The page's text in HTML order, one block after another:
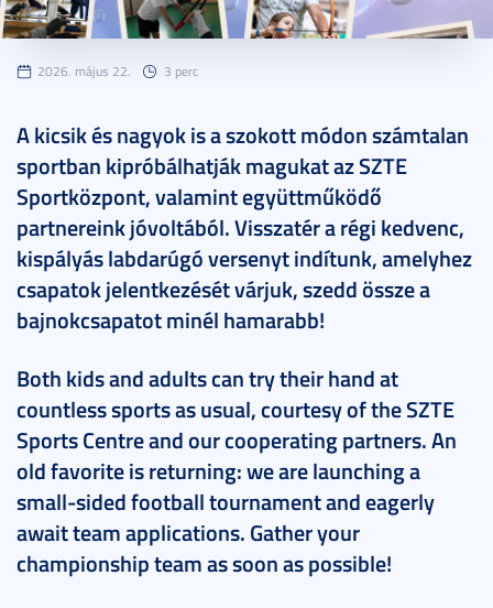
2026. május 22. 3 perc
A kicsik és nagyok is a szokott módon számtalan
sportban kipróbálhatják magukat az SZTE
Sportközpont, valamint együttműködő
partnereink jóvoltából. Visszatér a régi kedvenc,
kispályás labdarúgó versenyt indítunk, amelyhez
csapatok jelentkezését várjuk, szedd össze a
bajnokcsapatot minél hamarabb!
Both kids and adults can try their hand at
countless sports as usual, courtesy of the SZTE
Sports Centre and our cooperating partners. An
old favorite is returning: we are launching a
small-sided football tournament and eagerly
await team applications. Gather your
championship team as soon as possible!